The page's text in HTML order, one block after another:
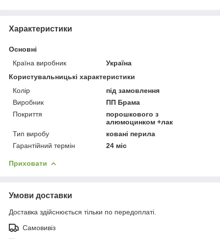
Характеристики
Основні
Країна виробник
Україна
Користувальницькі характеристики
Колір
під замовлення
Виробник
ПП Брама
Покриття
порошкового з
алюмоцинком +лак
Тип виробу
ковані перила
Гарантійний термін
24 міс
Приховати
Умови доставки
Доставка здійснюється тільки по передоплаті.
Самовивіз